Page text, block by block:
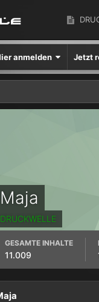
anmelden Jetzt
Maja
DRUCKWELLE
GESAMTE INHALTE
11.009